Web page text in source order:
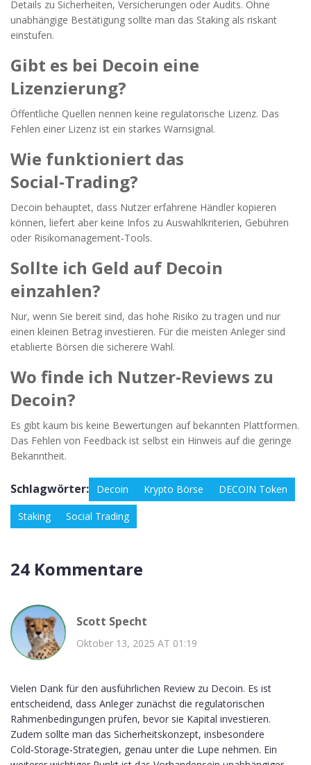
Details zu Sicherheiten, Versicherungen oder Audits. Ohne
unabhängige Bestätigung sollte man das Staking als riskant
einstufen.
Gibt es bei Decoin eine
Lizenzierung?
Öffentliche Quellen nennen keine regulatorische Lizenz. Das
Fehlen einer Lizenz ist ein starkes Warnsignal.
Wie funktioniert das
Social‑Trading?
Decoin behauptet, dass Nutzer erfahrene Händler kopieren
können, liefert aber keine Infos zu Auswahlkriterien, Gebühren
oder Risikomanagement‑Tools.
Sollte ich Geld auf Decoin
einzahlen?
Nur, wenn Sie bereit sind, das hohe Risiko zu tragen und nur
einen kleinen Betrag investieren. Für die meisten Anleger sind
etablierte Börsen die sicherere Wahl.
Wo finde ich Nutzer‑Reviews zu
Decoin?
Es gibt kaum bis keine Bewertungen auf bekannten Plattformen.
Das Fehlen von Feedback ist selbst ein Hinweis auf die geringe
Bekanntheit.
Schlagwörter: Decoin Krypto Börse DECOIN Token
Staking Social Trading
24 Kommentare
Scott Specht
Oktober 13, 2025 AT 01:19
Vielen Dank für den ausführlichen Review zu Decoin. Es ist
entscheidend, dass Anleger zunächst die regulatorischen
Rahmenbedingungen prüfen, bevor sie Kapital investieren.
Zudem sollte man das Sicherheitskonzept, insbesondere
Cold‑Storage‑Strategien, genau unter die Lupe nehmen. Ein